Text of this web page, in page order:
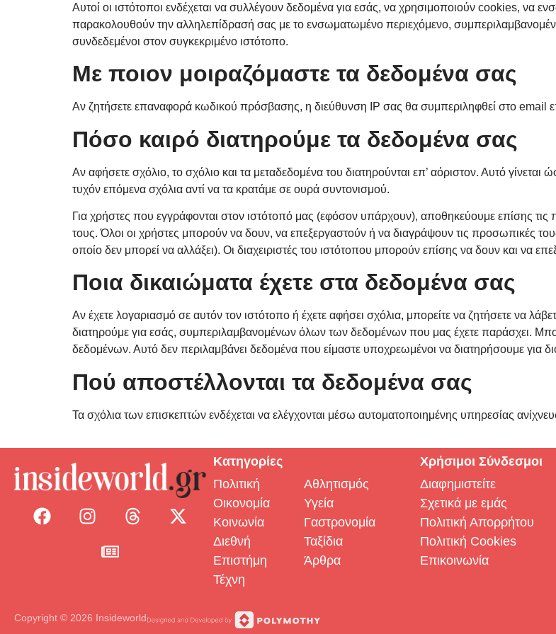
Αυτοί οι ιστότοποι ενδέχεται να συλλέγουν δεδομένα για εσάς, να χρησιμοποιούν cookies,
παρακολουθούν την αλληλεπίδρασή σας με το ενσωματωμένο περιεχόμενο,
συνδεδεμένοι στον συγκεκριμένο ιστότοπο.
Με ποιον μοιραζόμαστε τα δεδομένα σας
Αν ζητήσετε επαναφορά κωδικού πρόσβασης, η διεύθυνση IP σας θα συμπεριληφθεί στο email
Πόσο καιρό διατηρούμε τα δεδομένα σας
Αν αφήσετε σχόλιο, το σχόλιο και τα μεταδεδομένα του διατηρούνται επ’ αόριστον. Αυτό
τυχόν επόμενα σχόλια αντί να τα κρατάμε σε ουρά συντονισμού.
Για χρήστες που εγγράφονται στον ιστότοπό μας (εφόσον υπάρχουν), αποθηκεύουμε επίσης
τους. Όλοι οι χρήστες μπορούν να δουν, να επεξεργαστούν ή να διαγράψουν τις προσωπικές
οποίο δεν μπορεί να αλλάξει). Οι διαχειριστές του ιστότοπου μπορούν επίσης να δουν και να
Ποια δικαιώματα έχετε στα δεδομένα σας
Αν έχετε λογαριασμό σε αυτόν τον ιστότοπο ή έχετε αφήσει σχόλια, μπορείτε να ζητήσετε να
διατηρούμε για εσάς, συμπεριλαμβανομένων όλων των δεδομένων που μας έχετε παράσχει.
δεδομένων. Αυτό δεν περιλαμβάνει δεδομένα που είμαστε υποχρεωμένοι να διατηρήσουμε για
Πού αποστέλλονται τα δεδομένα σας
Τα σχόλια των επισκεπτών ενδέχεται να ελέγχονται μέσω αυτοματοποιημένης υπηρεσίας
Κατηγορίες
Πολιτική
Οικονομία
Κοινωνία
Διεθνή
Επιστήμη
Τέχνη
Αθλητισμός
Υγεία
Γαστρονομία
Ταξίδια
Άρθρα
Χρήσιμοι Σύνδεσμοι
Διαφημιστείτε
Σχετικά με εμάς
Πολιτική Απορρήτου
Πολιτική Cookies
Επικοινωνία
Copyright © 2026 Insideworld